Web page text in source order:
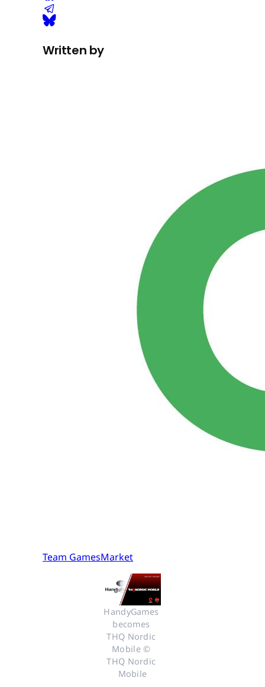
Written by
Team GamesMarket
HandyGames
becomes
THQ Nordic
Mobile ©
THQ Nordic
Mobile